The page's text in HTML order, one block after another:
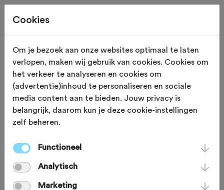
Neem contact op
Met Tourclub DSE
Cookies
Om je bezoek aan onze websites optimaal te laten
verlopen, maken wij gebruik van cookies. Cookies om
het verkeer te analyseren en cookies om
(advertentie)inhoud te personaliseren en sociale
media content aan te bieden. Jouw privacy is
belangrijk, daarom kun je deze cookie-instellingen
zelf beheren.
Functioneel
Analytisch
Marketing